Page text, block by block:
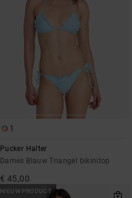
1
Pucker Halter
Dames Blauw Triangel bikinitop
€ 45,00
NIEUW PRODUCT